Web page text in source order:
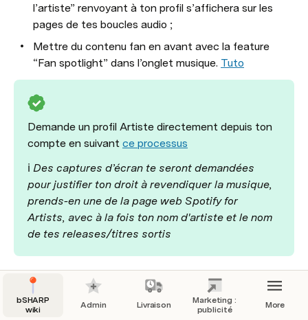
l’artiste” renvoyant à ton profil s’affichera sur les
pages de tes boucles audio ;
Mettre du contenu fan en avant avec la feature
“Fan spotlight” dans l’onglet musique. Tuto
Demande un profil Artiste directement depuis ton
compte en suivant ce processus
ℹ️ Des captures d’écran te seront demandées
pour justifier ton droit à revendiquer la musique,
prends-en une de la page web Spotify for
Artists, avec à la fois ton nom d'artiste et le nom
de tes releases/titres sortis
Indispensable pour la promo
Utiliser ta musique sur TikTok est essentiel pour gagner
bSHARP
wiki
Admin Livraison
Marketing :
publicité
More